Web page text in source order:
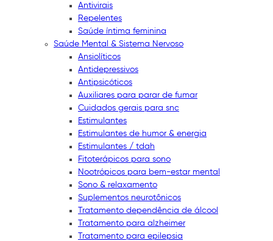
Antivirais
Repelentes
Saúde íntima feminina
Saúde Mental & Sistema Nervoso
Ansiolíticos
Antidepressivos
Antipsicóticos
Auxiliares para parar de fumar
Cuidados gerais para snc
Estimulantes
Estimulantes de humor & energia
Estimulantes / tdah
Fitoterápicos para sono
Nootrópicos para bem-estar mental
Sono & relaxamento
Suplementos neurotônicos
Tratamento dependência de álcool
Tratamento para alzheimer
Tratamento para epilepsia